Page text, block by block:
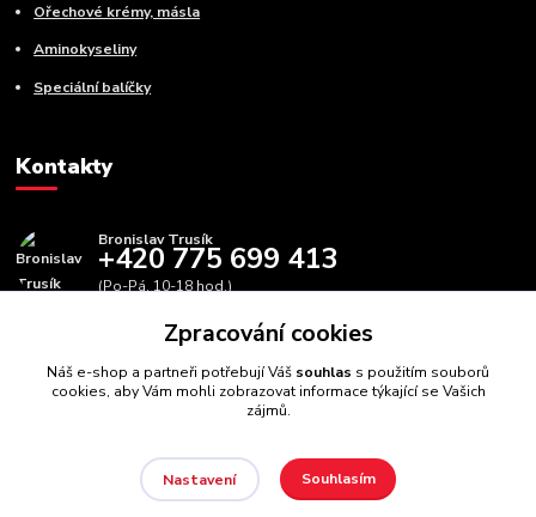
Ořechové krémy, másla
Aminokyseliny
Speciální balíčky
Kontakty
Bronislav Trusík
+420 775 699 413
(Po-Pá, 10-18 hod.)
info@bbfitness.cz
BBfintess.cz -Fitness doplňky a zdravá výživa//Webdesign
Zpracování cookies
Náš e-shop a partneři potřebují Váš souhlas s použitím souborů
cookies, aby Vám mohli zobrazovat informace týkající se Vašich
zájmů.
Nastavení Souhlasím